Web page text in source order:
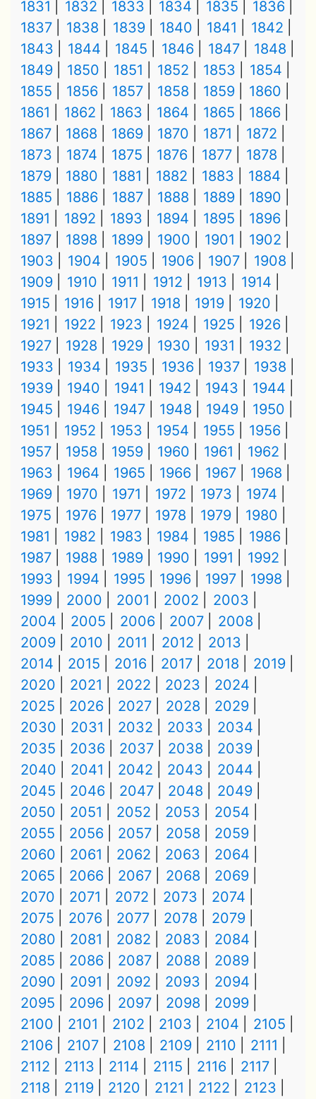
1831
1832 1833 1834 1835
1836
1837
1838 1839 1840 1841
1842
1843
1844 1845 1846 1847
1848
1849
1850 1851 1852 1853
1854
1855
1856 1857 1858 1859
1860
1861
1862 1863 1864 1865
1866
1867
1868 1869 1870 1871
1872
1873
1874 1875 1876 1877
1878
1879
1880 1881 1882 1883
1884
1885
1886 1887 1888 1889
1890
1891
1892 1893 1894 1895
1896
1897
1898 1899 1900 1901
1902
1903
1904 1905 1906 1907
1908
1909
1910 1911 1912 1913
1914
1915
1916 1917 1918 1919
1920
1921
1922 1923 1924 1925
1926
1927
1928 1929 1930 1931
1932
1933
1934 1935 1936 1937
1938
1939
1940 1941 1942 1943
1944
1945
1946 1947 1948 1949
1950
1951
1952 1953 1954 1955
1956
1957
1958 1959 1960 1961
1962
1963
1964 1965 1966 1967
1968
1969
1970 1971 1972 1973
1974
1975
1976 1977 1978 1979
1980
1981
1982 1983 1984 1985
1986
1987
1988 1989 1990 1991
1992
1993
1994 1995 1996 1997
1998
1999
2000 2001 2002
2003
2004
2005 2006 2007
2008
2009
2010 2011 2012
2013
2014
2015 2016 2017 2018
2019
2020
2021 2022 2023
2024
2025
2026 2027 2028
2029
2030
2031 2032 2033
2034
2035
2036 2037 2038
2039
2040
2041 2042 2043
2044
2045
2046 2047 2048
2049
2050
2051 2052 2053
2054
2055
2056 2057 2058
2059
2060
2061 2062 2063
2064
2065
2066 2067 2068
2069
2070
2071 2072 2073
2074
2075
2076 2077 2078
2079
2080
2081 2082 2083
2084
2085
2086 2087 2088
2089
2090
2091 2092 2093
2094
2095
2096 2097 2098
2099
2100
2101 2102 2103 2104
2105
2106
2107 2108 2109 2110
2111
2112
2113 2114 2115 2116
2117
2118
2119 2120 2121 2122 2123